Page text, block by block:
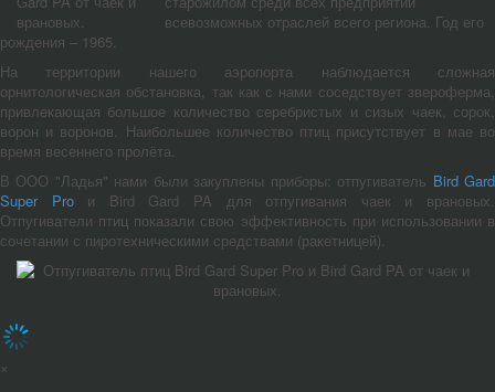
всевозможных отраслей всего региона. Год его
рождения – 1965.
На территории нашего аэропорта наблюдается сложная
орнитологическая обстановка, так как с нами соседствует звероферма,
привлекающая большое количество серебристых и сизых чаек, сорок,
ворон и воронов. Наибольшее количество птиц присутствует в мае во
время весеннего пролёта.
В ООО "Ладья" нами были закуплены приборы: отпугиватель Bird Gard
Super Proи Bird Gard PA для отпугивания чаек и врановых.
Отпугиватели птиц показали свою эффективность при использовании в
сочетании с пиротехническими средствами (ракетницей).
×